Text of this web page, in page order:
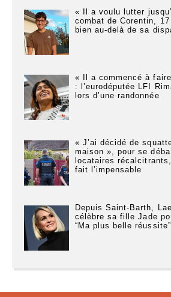
« Il a voulu lutter
combat de Corentin,
bien au-delà de sa
« Il a commencé à
: l’eurodéputée LFI
lors d’une randonnée
« J’ai décidé de
maison », pour se
locataires
fait l’impensable
Depuis Saint-Barth,
célèbre sa fille Jade
“Ma plus belle réussite”